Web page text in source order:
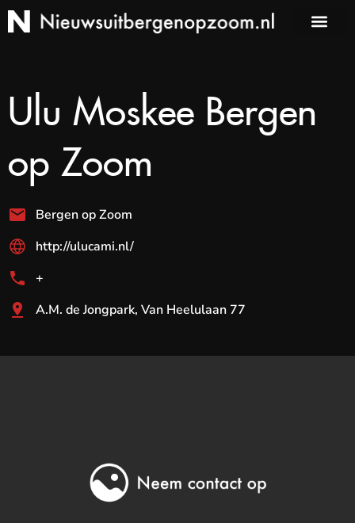
Ulu Moskee Bergen
op Zoom
Bergen op Zoom
http://ulucami.nl/
+
A.M. de Jongpark, Van Heelulaan 77